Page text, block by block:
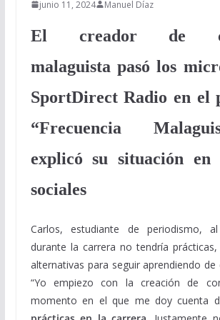
junio 11, 2024 Manuel Díaz
El creador de
malaguista pasó los
SportDirect Radio en el
“Frecuencia
explicó su situación en
sociales
Carlos, estudiante de periodismo,
durante la carrera no tendría
alternativas para seguir aprendiendo
“Yo empiezo con la creación de
momento en el que me doy cuenta